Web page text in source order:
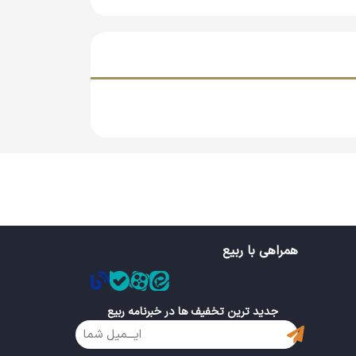
همراهی با ربیع
جدید ترین تخفیف ها در خبرنامه ربیع